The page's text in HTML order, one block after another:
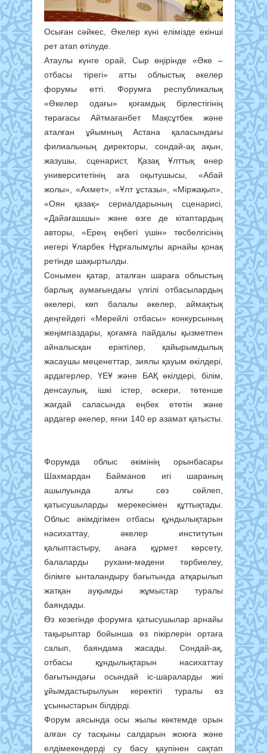
Осыған сәйкес, Әкелер күні елімізде екінші
рет атап өтілуде.
Атаулы күнге орай, Сыр өңірінде «Әке –
отбасы тірегі» атты облыстық әкелер
форумы өтті. Форумға республикалық
«Әкелер одағы» қоғамдық бірлестігінің
төрағасы Айтмағанбет Мақсұтбек және
аталған ұйымның Астана қаласындағы
филиалының директоры, сондай-ақ ақын,
жазушы, сценарист, Қазақ Ұлттық өнер
университетінің аға оқытушысы, «Абай
жолы», «Ахмет», «Ұлт ұстазы», «Міржақып»,
«Оян қазақ» сериалдарының сценарисі,
«Дайағашшы» және өзге де кітаптардың
авторы, «Ерең еңбегі үшін» төсбелгісінің
иегері Ұларбек Нұрғалымұлы арнайы қонақ
ретінде шақыртылды.
Сонымен қатар, аталған шараға облыстың
барлық аумағындағы үлгілі отбасылардың
әкелері, көп балалы әкелер, аймақтық
деңгейдегі «Мерейлі отбасы» конкурсының
жеңімпаздары, қоғамға пайдалы қызметпен
айналысқан еріктілер, қайырымдылық
жасаушы меценеттар, зиялы қауым өкілдері,
ардагерлер, ҮЕҰ және БАҚ өкілдері, білім,
денсаулық, ішкі істер, әскери, төтенше
жағдай саласында еңбек ететін және
ардагер әкелер, яғни 140 ер азамат қатысты.
Форумда облыс әкімінің орынбасары
Шахмардан Байманов игі шараның
ашылуында алғы сөз сөйлеп,
қатысушыларды мерекесімен құттықтады.
Облыс әкімдігімен отбасы құндылықтарын
насихаттау, әкелер институтын
қалыптастыру, анаға құрмет көрсету,
балаларды рухани-мәдени тәрбиелеу,
білімге ынталандыру бағытында атқарылып
жатқан ауқымды жұмыстар туралы
баяндады.
Өз кезегінде форумға қатысушылар арнайы
тақырыптар бойынша өз пікірлерін ортаға
салып, баяндама жасады. Сондай-ақ,
отбасы құндылықтарын насихаттау
бағытындағы осындай іс-шараларды жиі
ұйымдастырылуын керектігі туралы өз
ұсыныстарын білдірді.
Форум аясында осы жылы көктемде орын
алған су тасқыны салдарын жоюға және
елдімекендерді су басу қаупінен сақтап